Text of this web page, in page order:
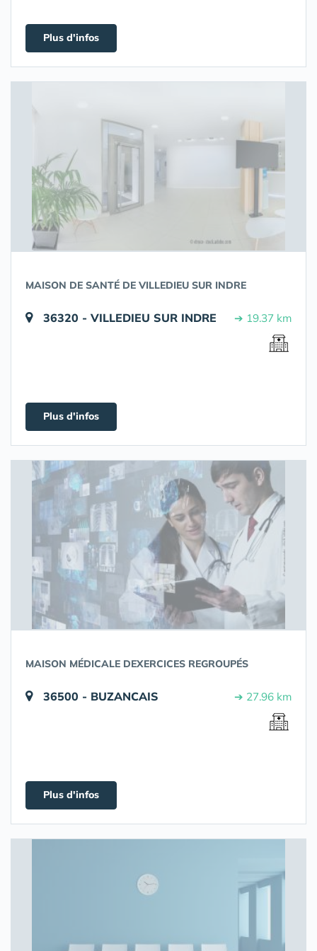
Plus d'infos
MAISON DE SANTÉ DE VILLEDIEU SUR INDRE
36320 - VILLEDIEU SUR INDRE ➔ 19.37 km
Plus d'infos
MAISON MÉDICALE DEXERCICES REGROUPÉS
36500 - BUZANCAIS ➔ 27.96 km
Plus d'infos